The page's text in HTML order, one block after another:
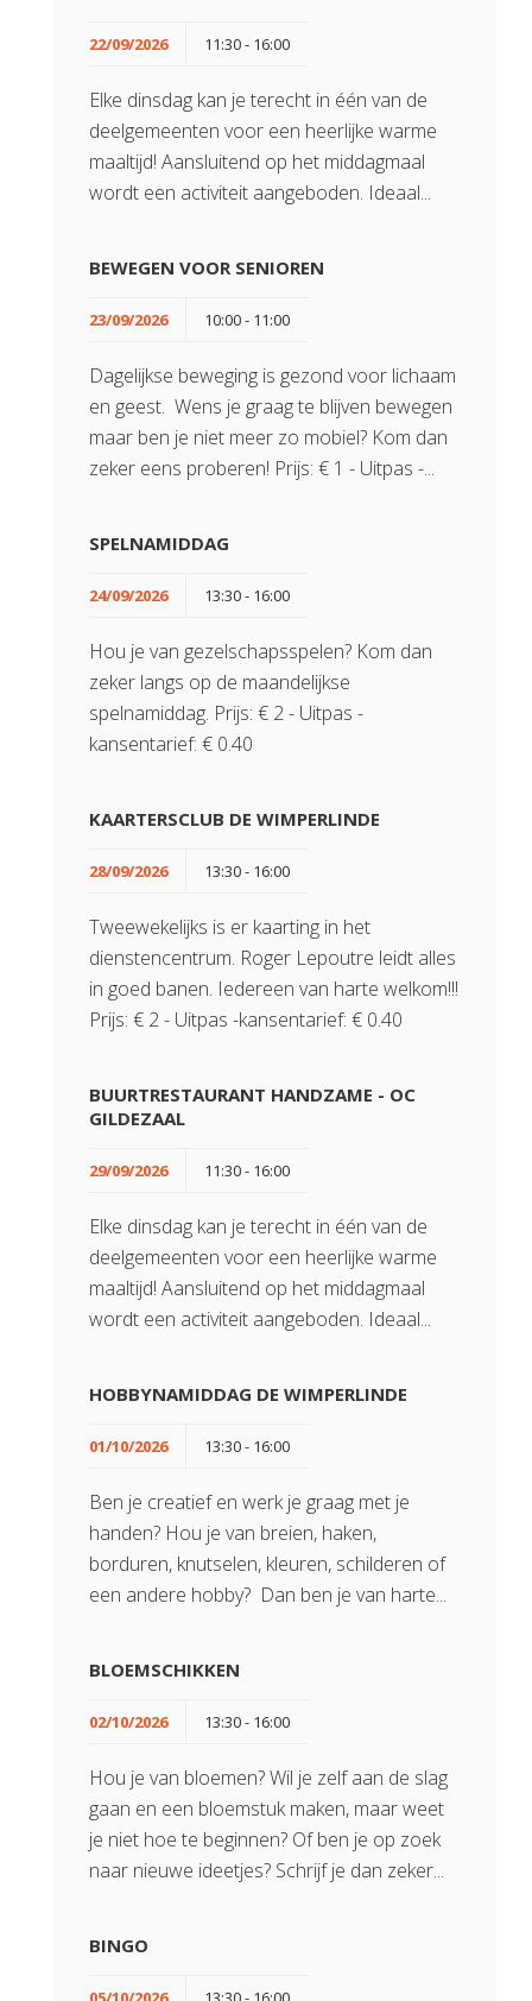
22/09/2026 11:30 - 16:00
Elke dinsdag kan je terecht in één van de
deelgemeenten voor een heerlijke warme
maaltijd! Aansluitend op het middagmaal
wordt een activiteit aangeboden. Ideaal...
BEWEGEN VOOR SENIOREN
23/09/2026 10:00 - 11:00
Dagelijkse beweging is gezond voor lichaam
en geest. Wens je graag te blijven bewegen
maar ben je niet meer zo mobiel? Kom dan
zeker eens proberen! Prijs: € 1 - Uitpas -...
SPELNAMIDDAG
24/09/2026 13:30 - 16:00
Hou je van gezelschapsspelen? Kom dan
zeker langs op de maandelijkse
spelnamiddag. Prijs: € 2 - Uitpas -
kansentarief: € 0.40
KAARTERSCLUB DE WIMPERLINDE
28/09/2026 13:30 - 16:00
Tweewekelijks is er kaarting in het
dienstencentrum. Roger Lepoutre leidt alles
in goed banen. Iedereen van harte welkom!!!
Prijs: € 2 - Uitpas -kansentarief: € 0.40
BUURTRESTAURANT HANDZAME - OC
GILDEZAAL
29/09/2026 11:30 - 16:00
Elke dinsdag kan je terecht in één van de
deelgemeenten voor een heerlijke warme
maaltijd! Aansluitend op het middagmaal
wordt een activiteit aangeboden. Ideaal...
HOBBYNAMIDDAG DE WIMPERLINDE
01/10/2026 13:30 - 16:00
Ben je creatief en werk je graag met je
handen? Hou je van breien, haken,
borduren, knutselen, kleuren, schilderen of
een andere hobby? Dan ben je van harte...
BLOEMSCHIKKEN
02/10/2026 13:30 - 16:00
Hou je van bloemen? Wil je zelf aan de slag
gaan en een bloemstuk maken, maar weet
je niet hoe te beginnen? Of ben je op zoek
naar nieuwe ideetjes? Schrijf je dan zeker...
BINGO